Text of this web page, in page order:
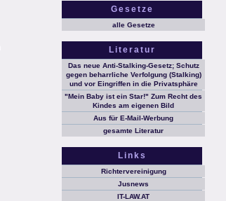
Gesetze
alle Gesetze
Literatur
Das neue Anti-Stalking-Gesetz; Schutz
gegen beharrliche Verfolgung (Stalking)
und vor Eingriffen in die Privatsphäre
"Mein Baby ist ein Star!" Zum Recht des
Kindes am eigenen Bild
Aus für E-Mail-Werbung
gesamte Literatur
Links
Richtervereinigung
Jusnews
IT-LAW.AT